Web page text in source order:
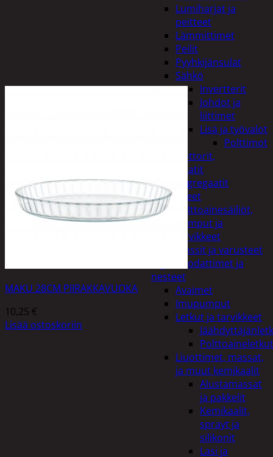
Lumiharjat ja
peitteet
Lämmittimet
Peilit
Pyyhkijänsulat
Sähkö
Invertterit
Johdot ja
liittimet
Lisä ja työvalot
Polttimot
Irtomoottorit,
aggregaatit
Aggregaatit
Lisälaitteet
Polttoainesäiliöt,
pumput ja
tarvikkeet
Vinssit ja varusteet
Öljyt, suodattimet ja
nesteet
Avaimet
Imupumput
Letkut ja tarvikkeet
Polttoaineletkut
Liuottimet, massat,
ja muut kemikaalit
Alustamassat
ja pakkelit
Kemikaalit,
sprayt ja
silikonit
Lasi ja
MAKU 28CM PIIRAKKAVUOKA
10,25 €
Lisää ostoskoriin